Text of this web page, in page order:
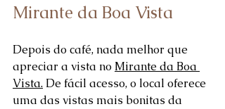
Mirante da Boa Vista
Depois do café, nada melhor que
apreciar a vista no Mirante da Boa
Vista. De fácil acesso, o local oferece
uma das vistas mais bonitas da